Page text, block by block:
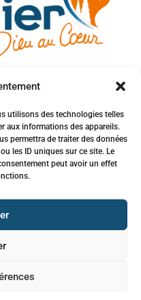
utilisons des technologies telles
aux informations des appareils.
permettra de traiter des données
les ID uniques sur ce site. Le
peut avoir un effet
Votre adresse e-mail
à la newsletter